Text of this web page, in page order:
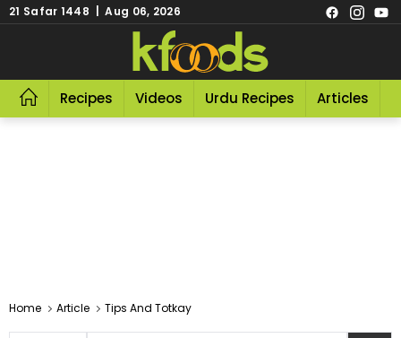
21 Safar 1448 | Aug 06, 2026
Recipes Videos Urdu Recipes Articles
Home Article Tips And Totkay